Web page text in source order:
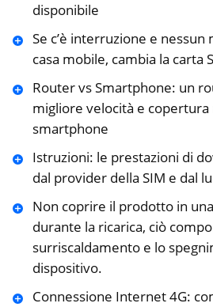
disponibile
Se c’è interruzione e
casa mobile, cambia la carta
Router vs Smartphone: un
migliore velocità e
smartphone
Istruzioni: le prestazioni di
dal provider della SIM e dal
Non coprire il prodotto in
durante la ricarica, ciò
surriscaldamento e lo
dispositivo.
Connessione Internet 4G: